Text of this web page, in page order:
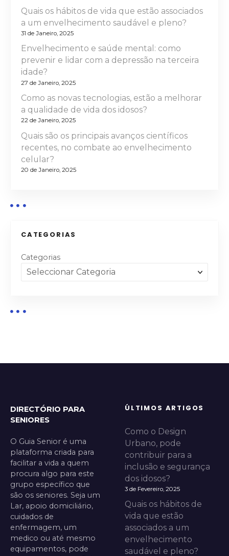
Quais os hábitos de vida que estão associados
a um envelhecimento saudável e pleno?
31 de Janeiro, 2025
Envelhecimento e saúde mental: como
prevenir e lidar com a depressão na terceira
idade?
27 de Janeiro, 2025
Como as novas tecnologias, estão a melhorar
a qualidade de vida dos idosos?
22 de Janeiro, 2025
Quais são os principais avanços científicos
recentes, no combate ao envelhecimento
celular?
20 de Janeiro, 2025
CATEGORIAS
Categorias
DIRECTÓRIO PARA
SENIORES
O Guia Senior é uma
plataforma criada para
facilitar a vida a quem
procura algo para este
grupo específico que
são os seniores. Seja um
Lar, apoio domiciliário,
cuidados de
enfermagem, um
medico ou até mesmo
equipamentos, pode
ÚLTIMOS ARTIGOS
Como o Design
Urbano, pode
contribuir para a
inclusão e segurança
dos idosos?
3 de Fevereiro, 2025
Quais os hábitos de
vida que estão
associados a um
envelhecimento
saudável e pleno?